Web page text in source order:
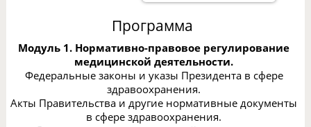
Программа
Модуль 1. Нормативно-правовое регулирование
медицинской деятельности.
Федеральные законы и указы Президента в сфере
здравоохранения.
Акты Правительства и другие нормативные документы
в сфере здравоохранения.